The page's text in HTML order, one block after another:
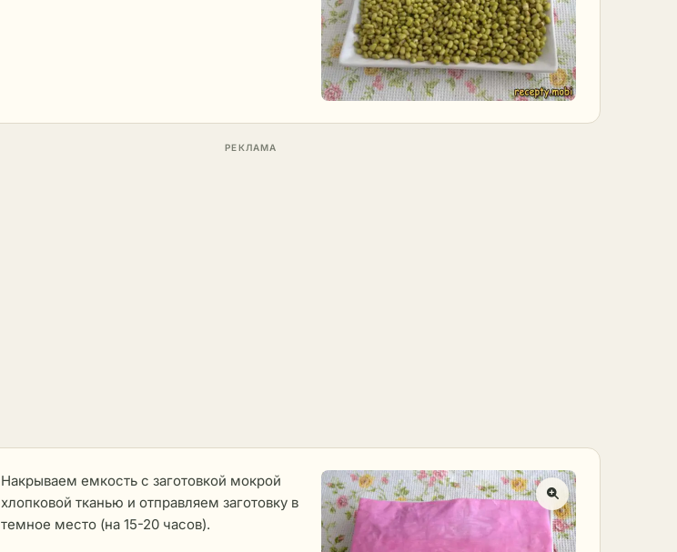
Накрываем емкость с заготовкой мокрой
хлопковой тканью и отправляем заготовку в
темное место (на 15-20 часов).